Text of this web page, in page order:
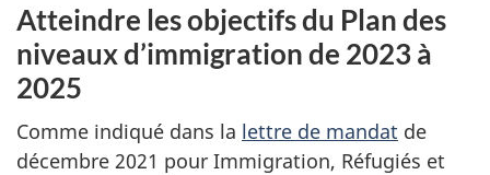
Atteindre les objectifs du Plan des
niveaux d’immigration de 2023 à
2025
Comme indiqué dans la lettre de mandat de
décembre 2021 pour Immigration, Réfugiés et